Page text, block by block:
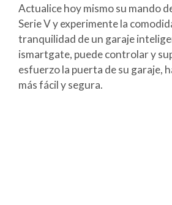
Actualice hoy mismo su mando
Serie V y experimente la
tranquilidad de un garaje
ismartgate, puede controlar y
esfuerzo la puerta de su garaje,
más fácil y segura.